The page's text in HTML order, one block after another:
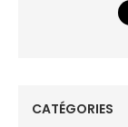
CATÉGORIES